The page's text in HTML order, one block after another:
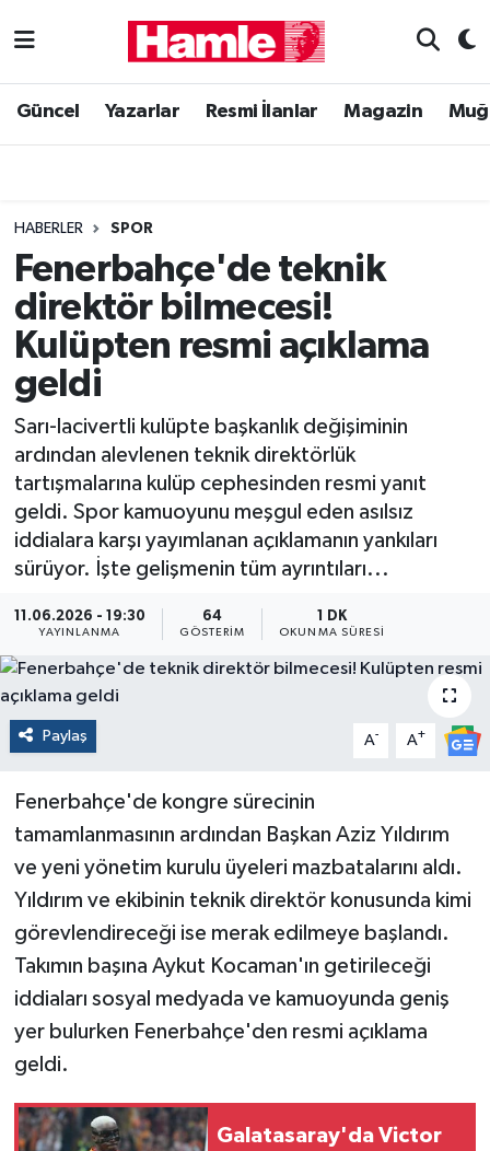
Güncel Yazarlar Resmi İlanlar Magazin
HABERLER SPOR
Fenerbahçe'de teknik
direktör bilmecesi!
Kulüpten resmi açıklama
geldi
Sarı-lacivertli kulüpte başkanlık değişiminin
ardından alevlenen teknik direktörlük
tartışmalarına kulüp cephesinden resmi yanıt
geldi. Spor kamuoyunu meşgul eden asılsız
iddialara karşı yayımlanan açıklamanın yankıları
sürüyor. İşte gelişmenin tüm ayrıntıları...
11.06.2026 - 19:30
YAYINLANMA
64
GÖSTERIM
1 DK
OKUNMA SÜRESI
Paylaş A- A+
Fenerbahçe'de kongre sürecinin
tamamlanmasının ardından Başkan Aziz Yıldırım
ve yeni yönetim kurulu üyeleri mazbatalarını aldı.
Yıldırım ve ekibinin teknik direktör konusunda kimi
görevlendireceği ise merak edilmeye başlandı.
Takımın başına Aykut Kocaman'ın getirileceği
iddiaları sosyal medyada ve kamuoyunda geniş
yer bulurken Fenerbahçe'den resmi açıklama
geldi.
Galatasaray'da Victor
Güncel
Magazin
Muğla Haber
Siyaset
Muğla Nöbetçi Eczaneler
Muğla Trafik Yoğunluk Haritası
Süper Lig Puan Durumu ve Fikstür
Tüm Manşetler
Son Dakika Haberleri
Haber Arşivi